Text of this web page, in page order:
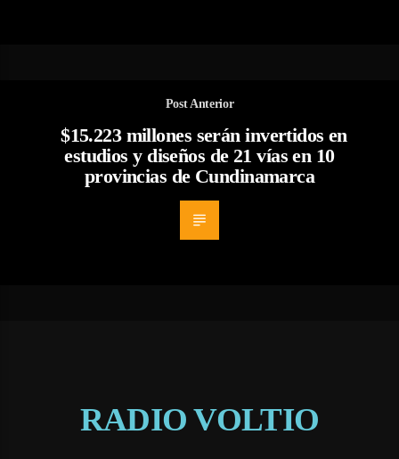
Post Anterior
$15.223 millones serán invertidos en
estudios y diseños de 21 vías en 10
provincias de Cundinamarca
RADIO VOLTIO